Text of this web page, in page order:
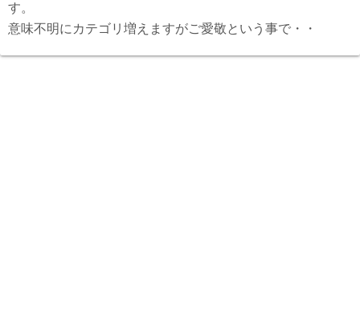
す。
意味不明にカテゴリ増えますがご愛敬という事で・・